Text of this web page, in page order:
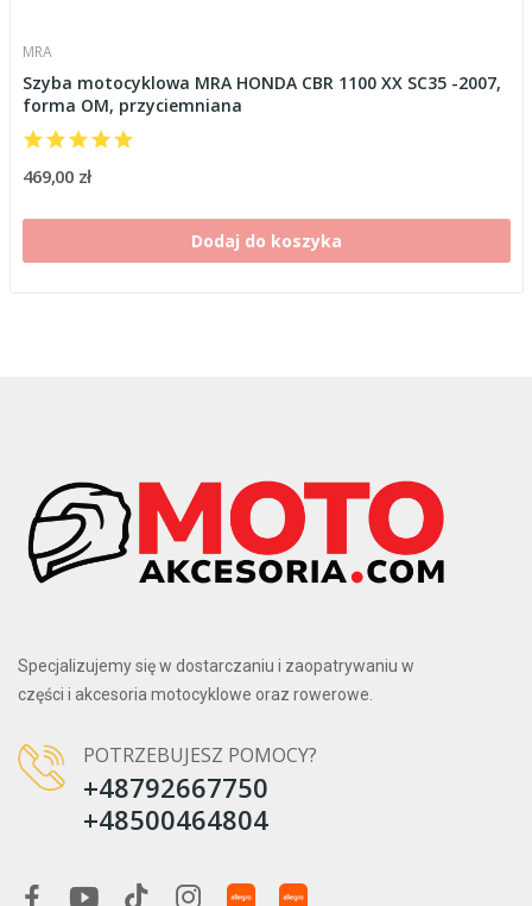
MRA
Szyba motocyklowa MRA HONDA CBR 1100 XX SC35 -2007,
forma OM, przyciemniana
469,00 zł
Dodaj do koszyka
Specjalizujemy się w dostarczaniu i zaopatrywaniu w
części i akcesoria motocyklowe oraz rowerowe.
POTRZEBUJESZ POMOCY?
+48792667750
+48500464804